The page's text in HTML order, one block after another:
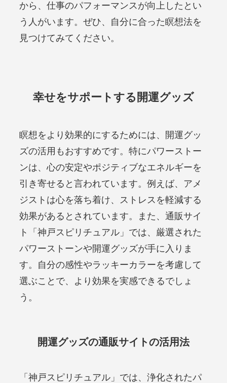
から、仕事のパフォーマンスが向上したとい
う人がいます。ぜひ、自分に合った瞑想法を
見つけてみてください。
幸せをサポートする開運グッズ
瞑想をより効果的にするためには、開運グッ
ズの活用もおすすめです。特にパワーストー
ンは、心の安定やポジティブなエネルギーを
引き寄せると言われています。例えば、アメ
ジストは心を落ち着け、ストレスを軽減する
効果があるとされています。また、通販サイ
ト「神戸スピリチュアル」では、厳選された
パワーストーンや開運グッズが手に入りま
す。自分の感性やラッキーカラーを考慮して
選ぶことで、より効果を実感できるでしょ
う。
開運グッズの通販サイトの活用法
「神戸スピリチュアル」では、浄化されたパ